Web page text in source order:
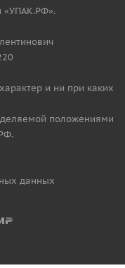
«УПАК.РФ».
и ни при каких
положениями
данных